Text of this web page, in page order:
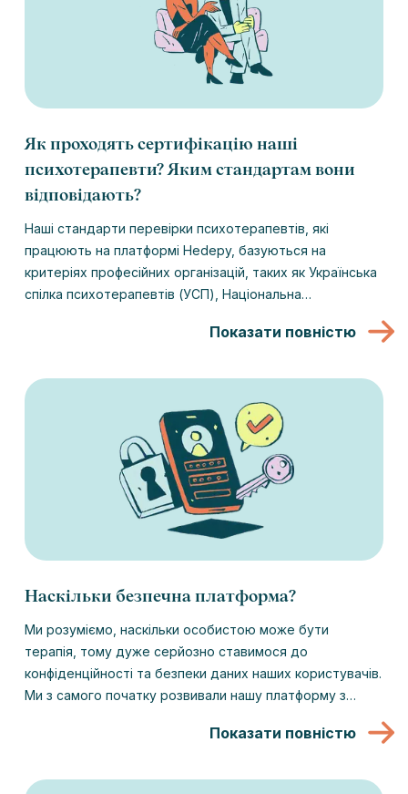
Як проходять сертифікацію наші
психотерапевти? Яким стандартам вони
відповідають?
Наші стандарти перевірки психотерапевтів, які
працюють на платформі Hedepy, базуються на
критеріях професійних організацій, таких як Українська
спілка психотерапевтів (УСП), Національна
Показати повністю
Наскільки безпечна платформа?
Ми розуміємо, наскільки особистою може бути
терапія, тому дуже серйозно ставимося до
конфіденційності та безпеки даних наших користувачів.
Ми з самого початку розвивали нашу платформу з
Показати повністю